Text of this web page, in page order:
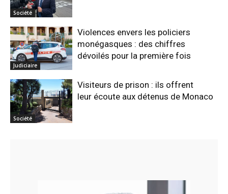
Société
Judiciaire
Violences envers les policiers
monégasques : des chiffres
dévoilés pour la première fois
Société
Visiteurs de prison : ils offrent
leur écoute aux détenus de Monaco